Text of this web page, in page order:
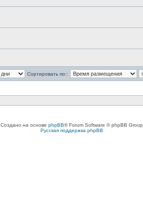
Сортировать по::
Создано на основе phpBB® Forum Software © phpBB Group
Русская поддержка phpBB